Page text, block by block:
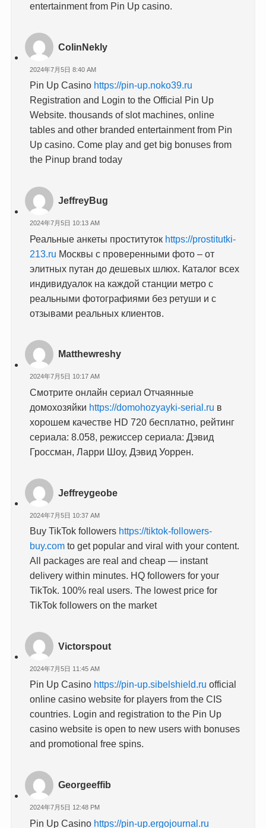
entertainment from Pin Up casino.
ColinNekly
2024年7月5日 8:40 AM
Pin Up Casino https://pin-up.noko39.ru
Registration and Login to the Official Pin Up
Website. thousands of slot machines, online
tables and other branded entertainment from Pin
Up casino. Come play and get big bonuses from
the Pinup brand today
JeffreyBug
2024年7月5日 10:13 AM
Реальные анкеты проституток https://prostitutki-
213.ru Москвы с проверенными фото – от
элитных путан до дешевых шлюх. Каталог всех
индивидуалок на каждой станции метро с
реальными фотографиями без ретуши и с
отзывами реальных клиентов.
Matthewreshy
2024年7月5日 10:17 AM
Смотрите онлайн сериал Отчаянные
домохозяйки https://domohozyayki-serial.ru в
хорошем качестве HD 720 бесплатно, рейтинг
сериала: 8.058, режиссер сериала: Дэвид
Гроссман, Ларри Шоу, Дэвид Уоррен.
Jeffreygeobe
2024年7月5日 10:37 AM
Buy TikTok followers https://tiktok-followers-
buy.com to get popular and viral with your content.
All packages are real and cheap — instant
delivery within minutes. HQ followers for your
TikTok. 100% real users. The lowest price for
TikTok followers on the market
Victorspout
2024年7月5日 11:45 AM
Pin Up Casino https://pin-up.sibelshield.ru official
online casino website for players from the CIS
countries. Login and registration to the Pin Up
casino website is open to new users with bonuses
and promotional free spins.
Georgeeffib
2024年7月5日 12:48 PM
Pin Up Casino https://pin-up.ergojournal.ru